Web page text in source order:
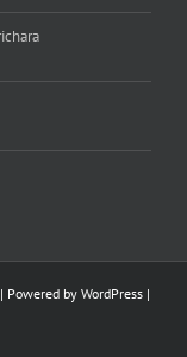
Powered by WordPress |